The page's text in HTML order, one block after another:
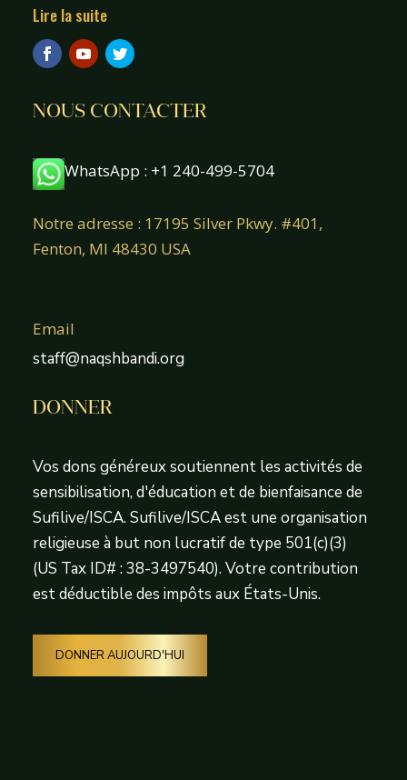
Lire la suite
NOUS CONTACTER
WhatsApp : +1 240-499-5704
Notre adresse : 17195 Silver Pkwy. #401,
Fenton, MI 48430 USA
Email
staff@naqshbandi.org
DONNER
Vos dons généreux soutiennent les activités de
sensibilisation, d'éducation et de bienfaisance de
Sufilive/ISCA. Sufilive/ISCA est une organisation
religieuse à but non lucratif de type 501(c)(3)
(US Tax ID# : 38-3497540). Votre contribution
est déductible des impôts aux États-Unis.
DONNER AUJOURD'HUI